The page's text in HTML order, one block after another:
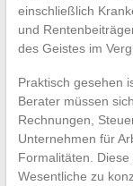
einschließlich
und
des Geistes im
Praktisch gesehen
Berater müssen
Rechnungen,
Unternehmen für
Formalitäten.
Wesentliche zu